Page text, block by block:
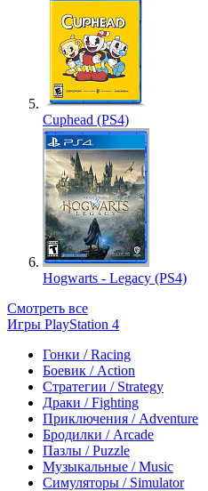
Cuphead (PS4)
Hogwarts - Legacy (PS4)
Смотреть все
Игры PlayStation 4
Гонки / Racing
Боевик / Action
Стратегии / Strategy
Драки / Fighting
Приключения / Adventure
Бродилки / Arcade
Пазлы / Puzzle
Музыкальные / Music
Симуляторы / Simulator